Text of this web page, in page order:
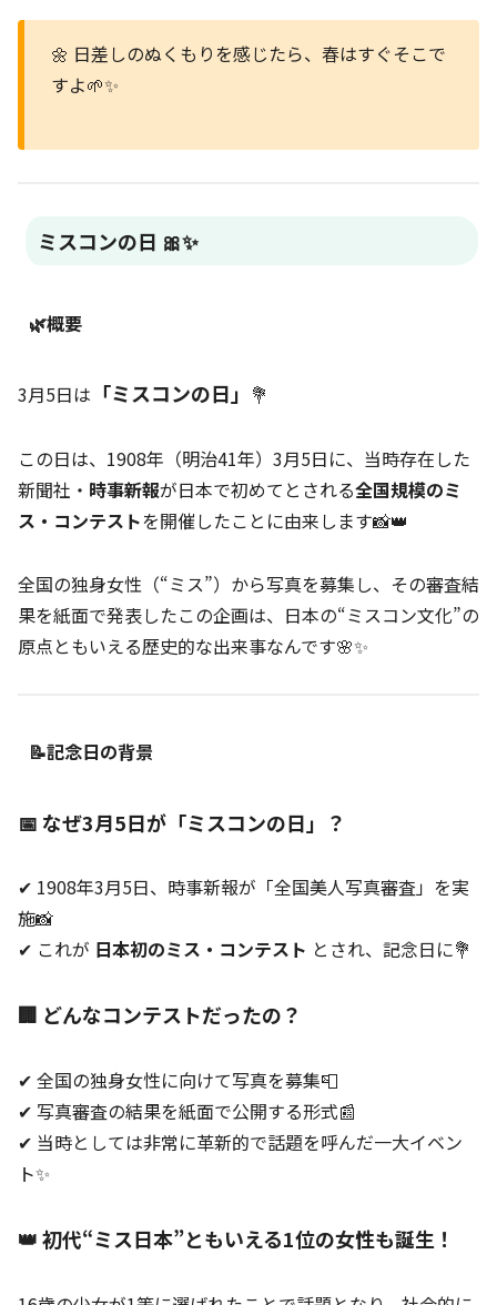
🌼 日差しのぬくもりを感じたら、春はすぐそこで
すよ🌱✨
ミスコンの日 🎀✨
🌿概要
3月5日は 「ミスコンの日」 💐
この日は、1908年（明治41年）3月5日に、当時存在した
新聞社・ 時事新報が日本で初めてとされる全国規模のミ
ス・コンテストを開催したことに由来します📸👑
全国の独身女性（“ミス”）から写真を募集し、その審査結
果を紙面で発表したこの企画は、日本の“ミスコン文化”の
原点ともいえる歴史的な出来事なんです🌸✨
📝記念日の背景
📅 なぜ3月5日が「ミスコンの日」？
✔ 1908年3月5日、時事新報が「全国美人写真審査」を実
施📸
✔ これが 日本初のミス・コンテスト とされ、記念日に💐
🏢 どんなコンテストだったの？
✔ 全国の独身女性に向けて写真を募集📮
✔ 写真審査の結果を紙面で公開する形式📰
✔ 当時としては非常に革新的で話題を呼んだ一大イベン
ト✨
👑 初代“ミス日本”ともいえる1位の女性も誕生！